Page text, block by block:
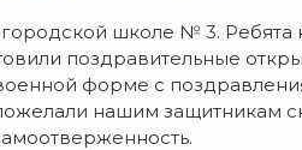
школе № 3. Ребята
поздравительные
форме с
нашим